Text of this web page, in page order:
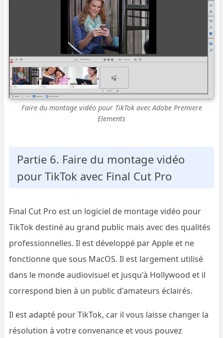
Faire du montage vidéo pour TikTok avec Adobe Premiere
Elements
Partie 6. Faire du montage vidéo
pour TikTok avec Final Cut Pro
Final Cut Pro est un logiciel de montage vidéo pour
TikTok destiné au grand public mais avec des qualités
professionnelles. Il est développé par Apple et ne
fonctionne que sous MacOS. Il est largement utilisé
dans le monde audiovisuel et jusqu'à Hollywood et il
correspond bien à un public d'amateurs éclairés.
Il est adapté pour TikTok, car il vous laisse changer la
résolution à votre convenance et vous pouvez